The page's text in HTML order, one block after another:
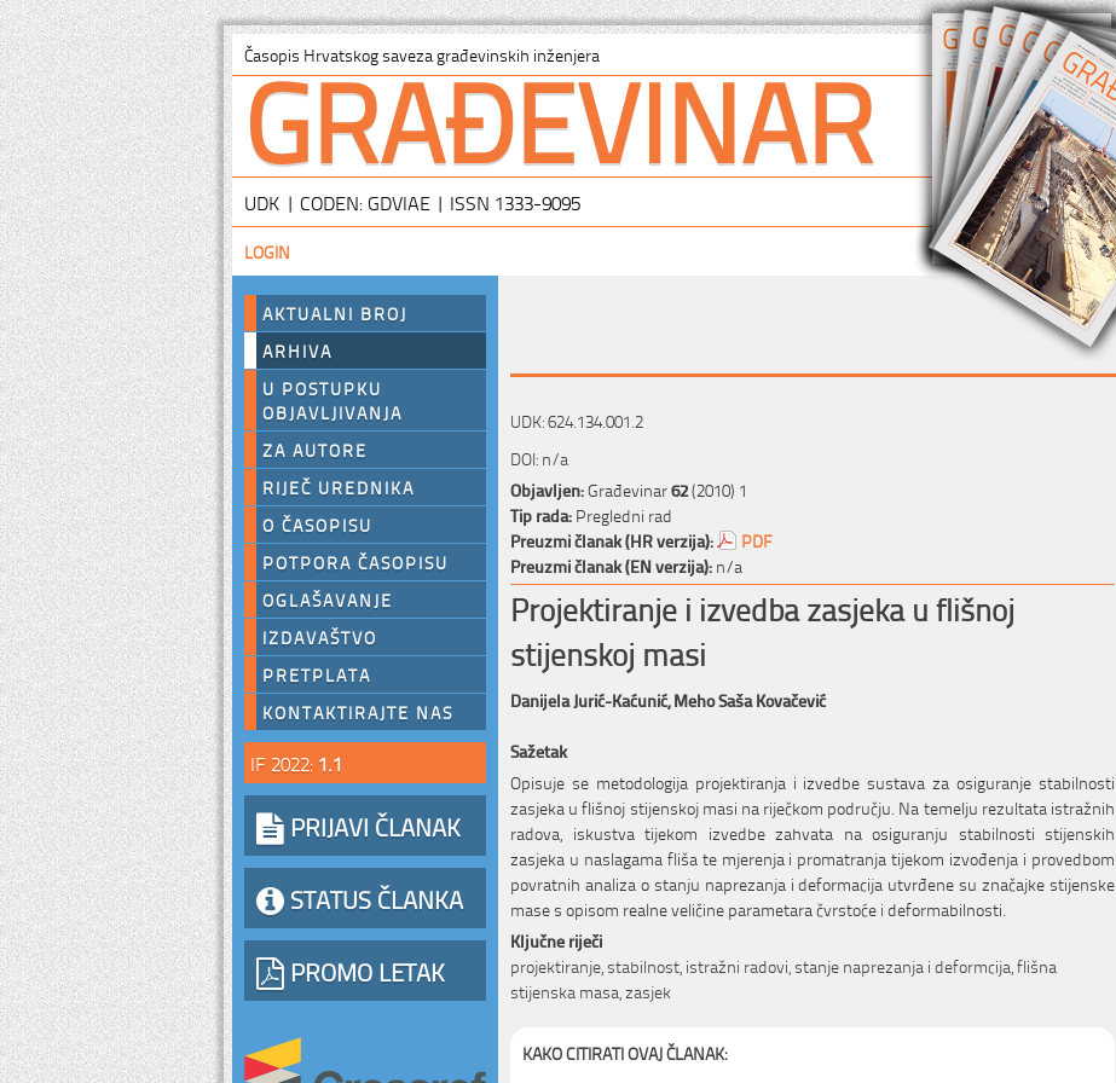
Časopis Hrvatskog saveza građevinskih inženjera
GRAĐEVINAR
UDK | CODEN: GDVIAE | ISSN 1333-9095
LOGIN
AKTUALNI BROJ
ARHIVA
U POSTUPKU
OBJAVLJIVANJA
ZA AUTORE
RIJEČ UREDNIKA
O ČASOPISU
POTPORA ČASOPISU
OGLAŠAVANJE
IZDAVAŠTVO
PRETPLATA
KONTAKTIRAJTE NAS
IF 2022: 1.1
PRIJAVI ČLANAK
STATUS ČLANKA
PROMO LETAK
UDK: 624.134.001.2
DOI: n/a
Objavljen:Građevinar62(2010) 1
Tip rada:Pregledni rad
Preuzmi članak (HR verzija):
PDF
Preuzmi članak (EN verzija):n/a
Projektiranje i izvedba zasjeka u flišnoj
stijenskoj masi
Danijela Jurić-Kaćunić,Meho Saša Kovačević
Sažetak
Opisuje se metodologija projektiranja i izvedbe sustava za osiguranje stabilnosti
zasjeka u flišnoj stijenskoj masi na riječkom području. Na temelju rezultata istražnih
radova, iskustva tijekom izvedbe zahvata na osiguranju stabilnosti stijenskih
zasjeka u naslagama fliša te mjerenja i promatranja tijekom izvođenja i provedbom
povratnih analiza o stanju naprezanja i deformacija utvrđene su značajke stijenske
mase s opisom realne veličine parametara čvrstoće i deformabilnosti.
Ključne riječi
projektiranje, stabilnost, istražni radovi, stanje naprezanja i deformcija, flišna
stijenska masa, zasjek
KAKO CITIRATI OVAJ ČLANAK: